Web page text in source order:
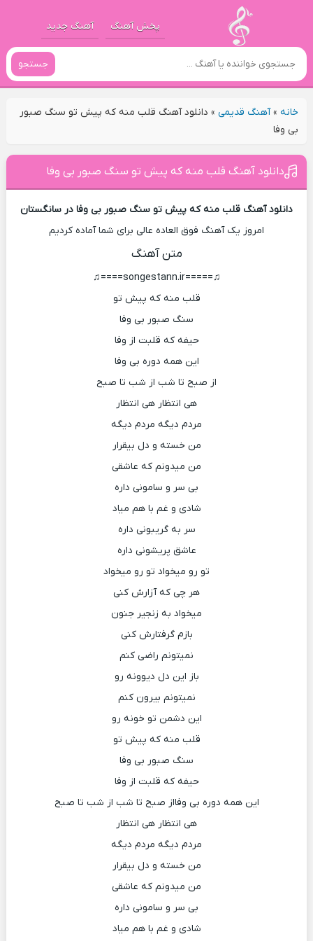
پخش آهنگ آهنگ جدید
جستجو
خانه»آهنگ قدیمی» دانلود آهنگ قلب منه که پیش تو سنگ صبور
بی وفا
دانلود آهنگ قلب منه که پیش تو سنگ صبور بی وفا
دانلود آهنگ قلب منه که پیش تو سنگ صبور بی وفا در سانگستان
امروز یک آهنگ فوق العاده عالی برای شما آماده کردیم
متن آهنگ
♫=====songestann.ir====♫
قلب منه که پیش تو
سنگ صبور بی وفا
حیفه که قلبت از وفا
این همه دوره بی وفا
از صبح تا شب از شب تا صبح
هی انتظار هی انتظار
مردم دیگه مردم دیگه
من خسته و دل بیقرار
من میدونم که عاشقی
بی سر و سامونی داره
شادی و غم با هم میاد
سر به گریبونی داره
عاشق پریشونی داره
تو رو میخواد تو رو میخواد
هر چی که آزارش کنی
میخواد به زنجیر جنون
بازم گرفتارش کنی
نمیتونم راضی کنم
باز این دل دیوونه رو
نمیتونم بیرون کنم
این دشمن تو خونه رو
قلب منه که پیش تو
سنگ صبور بی وفا
حیفه که قلبت از وفا
این همه دوره بی وفااز صبح تا شب از شب تا صبح
هی انتظار هی انتظار
مردم دیگه مردم دیگه
من خسته و دل بیقرار
من میدونم که عاشقی
بی سر و سامونی داره
شادی و غم با هم میاد